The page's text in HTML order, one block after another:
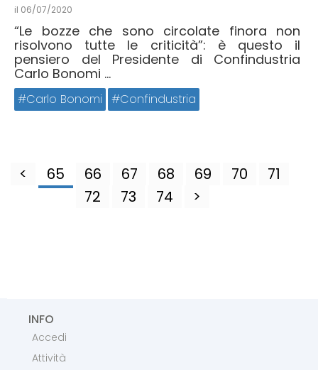
il 06/07/2020
“Le bozze che sono circolate finora non
risolvono tutte le criticità”: è questo il
pensiero del Presidente di Confindustria
Carlo Bonomi ...
Carlo Bonomi Confindustria
< 65 66 67 68 69 70
71
72
73 74 >
INFO
Accedi
Attività